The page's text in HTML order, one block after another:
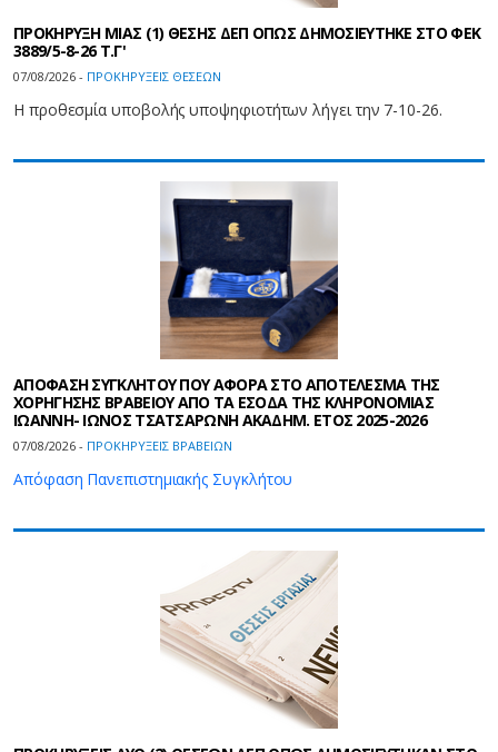
ΠΡΟΚΗΡΥΞΗ ΜΙΑΣ (1) ΘΕΣΗΣ ΔΕΠ ΟΠΩΣ ΔΗΜΟΣΙΕΥΤΗΚΕ ΣΤΟ ΦΕΚ
3889/5-8-26 Τ.Γ'
07/08/2026 - ΠΡΟΚΗΡΥΞΕΙΣ ΘΕΣΕΩΝ
Η προθεσμία υποβολής υποψηφιοτήτων λήγει την 7-10-26.
AΠΟΦΑΣΗ ΣΥΓΚΛΗΤΟΥ ΠΟΥ ΑΦΟΡΑ ΣΤΟ ΑΠΟΤΕΛΕΣΜΑ ΤΗΣ
ΧΟΡΗΓΗΣΗΣ ΒΡΑΒΕΙΟΥ ΑΠΟ ΤΑ ΕΣΟΔΑ ΤΗΣ ΚΛΗΡΟΝΟΜΙΑΣ
ΙΩΑΝΝΗ- ΙΩΝΟΣ ΤΣΑΤΣΑΡΩΝΗ ΑΚΑΔΗΜ. ΕΤΟΣ 2025-2026
07/08/2026 - ΠΡΟΚΗΡΥΞΕΙΣ ΒΡΑΒΕΙΩΝ
Απόφαση Πανεπιστημιακής Συγκλήτου